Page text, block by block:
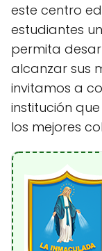
este centro
estudiantes
permita
alcanzar sus
invitamos a
institución
los mejores